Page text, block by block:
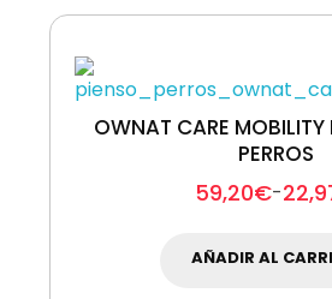
OWNAT CARE MOBILITY
PERROS
-
59,20€
AÑADIR AL